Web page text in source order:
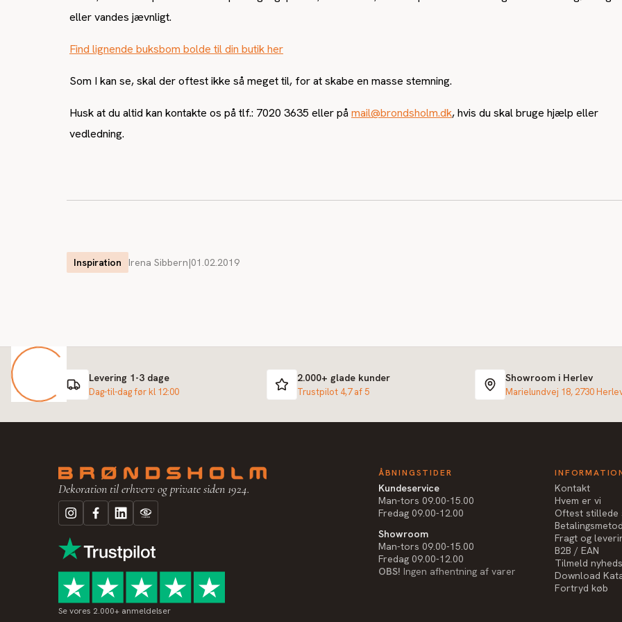
eller vandes jævnligt.
Find lignende buksbom bolde til din butik her
Som I kan se, skal der oftest ikke så meget til, for at skabe en masse stemning.
Husk at du altid kan kontakte os på tlf.: 7020 3635 eller på mail@brondsholm.dk, hvis du skal bruge hjælp eller
vedledning.
Inspiration Irena Sibbern| 01.02.2019
Levering 1-3 dage
Dag-til-dag før kl 12:00
2.000+ glade kunder
Trustpilot 4,7 af 5
Showroom i Herlev
Marielundvej 18, 2730
Dekoration til erhverv og private siden 1924.
Se vores 2.000+ anmeldelser
ÅBNINGSTIDER
Kundeservice
Man-tors 09.00-15.00
Fredag 09.00-12.00
Showroom
Man-tors 09.00-15.00
Fredag 09.00-12.00
OBS! Ingen afhentning af varer
Kontakt
Hvem er vi
Oftest stillede
Fragt og
B2B / EAN
Tilmeld
Download
Fortryd køb